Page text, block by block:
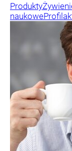
Produkty
naukowe